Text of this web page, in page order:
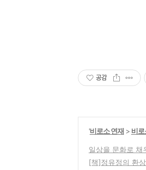
공감
'비로소 연재 > 비
일상을 문화로 채
[책]정유정의 환